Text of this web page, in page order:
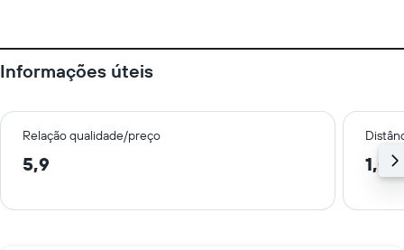
Informações úteis
Relação qualidade/preço
5,9 1,0